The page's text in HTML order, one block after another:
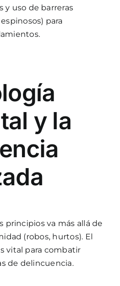
y uso de barreras
para
y la
principios va más allá de
(robos, hurtos). El
vital para combatir
de delincuencia.